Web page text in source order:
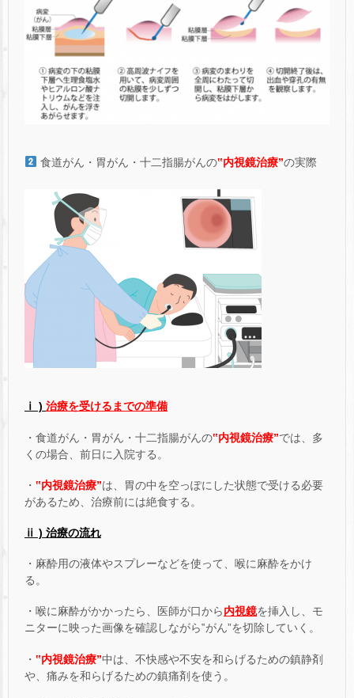
食道がん・胃がん・十二指腸がんの‟内視鏡治療”の実際
ⅰ ) 治療を受けるまでの準備
・食道がん・胃がん・十二指腸がんの‟内視鏡治療”では、多
くの場合、前日に入院する。
・ ‟内視鏡治療”は、胃の中を空っぽにした状態で受ける必要
があるため、治療前には絶食する。
ⅱ ) 治療の流れ
・麻酔用の液体やスプレーなどを使って、喉に麻酔をかけ
る。
・喉に麻酔がかかったら、医師が口から内視鏡を挿入し、モ
ニターに映った画像を確認しながら‟がん”を切除していく。
・ ‟内視鏡治療”中は、不快感や不安を和らげるための鎮静剤
や、痛みを和らげるための鎮痛剤を使う。